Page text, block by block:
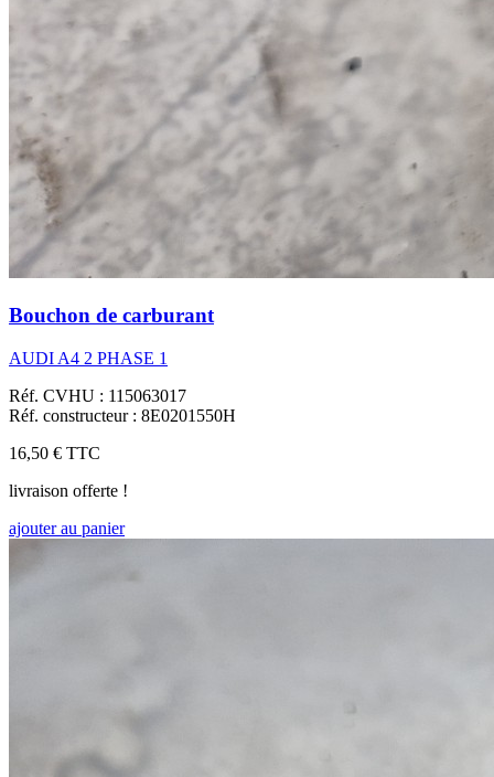
Bouchon de carburant
AUDI A4 2 PHASE 1
Réf. CVHU : 115063017
Réf. constructeur : 8E0201550H
16,50 € TTC
livraison offerte !
ajouter au panier